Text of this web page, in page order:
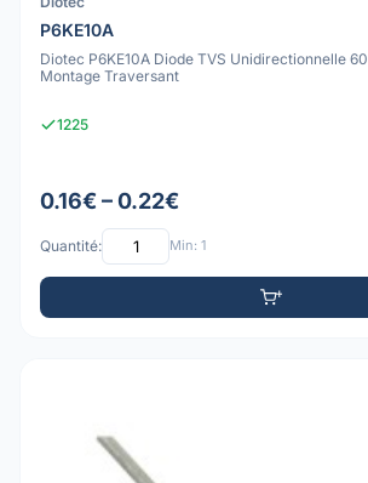
P6KE10A
Diotec P6KE10A Diode TVS Unidirectionnelle
Montage Traversant
1225
0.16€ – 0.22€
Quantité: Min: 1